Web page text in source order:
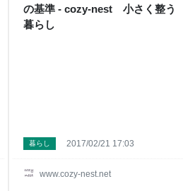
の基準 - cozy-nest 小さく整う
暮らし
www.cozy-nest.net
暮らし 2017/02/21 17:03